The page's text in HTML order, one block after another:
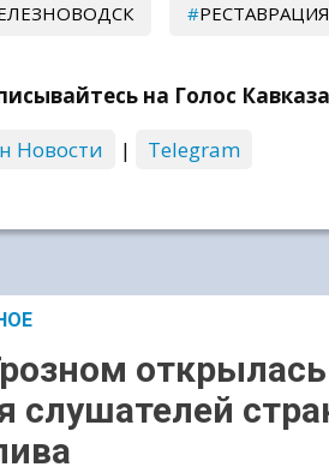
РЕСТАВРАЦИЯ
на Голос
Новости
| Telegram
слушателей